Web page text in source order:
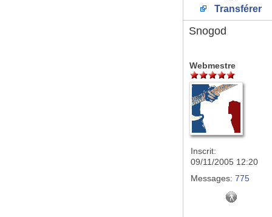
Transférer
Snogod
Webmestre
Inscrit:
09/11/2005 12:20
Messages: 775